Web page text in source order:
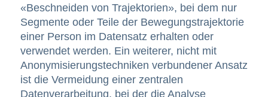
«Beschneiden von Trajektorien», bei dem nur
Segmente oder Teile der Bewegungstrajektorie
einer Person im Datensatz erhalten oder
verwendet werden. Ein weiterer, nicht mit
Anonymisierungstechniken verbundener Ansatz
ist die Vermeidung einer zentralen
Datenverarbeitung, bei der die Analyse